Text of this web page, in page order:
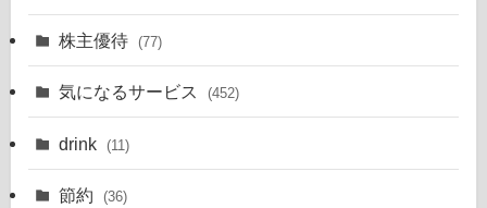
株主優待 (77)
気になるサービス (452)
drink (11)
節約 (36)